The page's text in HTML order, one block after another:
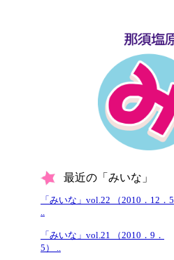
最近の「みいな」
「みいな」vol.22 （2010．12．5
..
「みいな」vol.21 （2010．9．
5） ..